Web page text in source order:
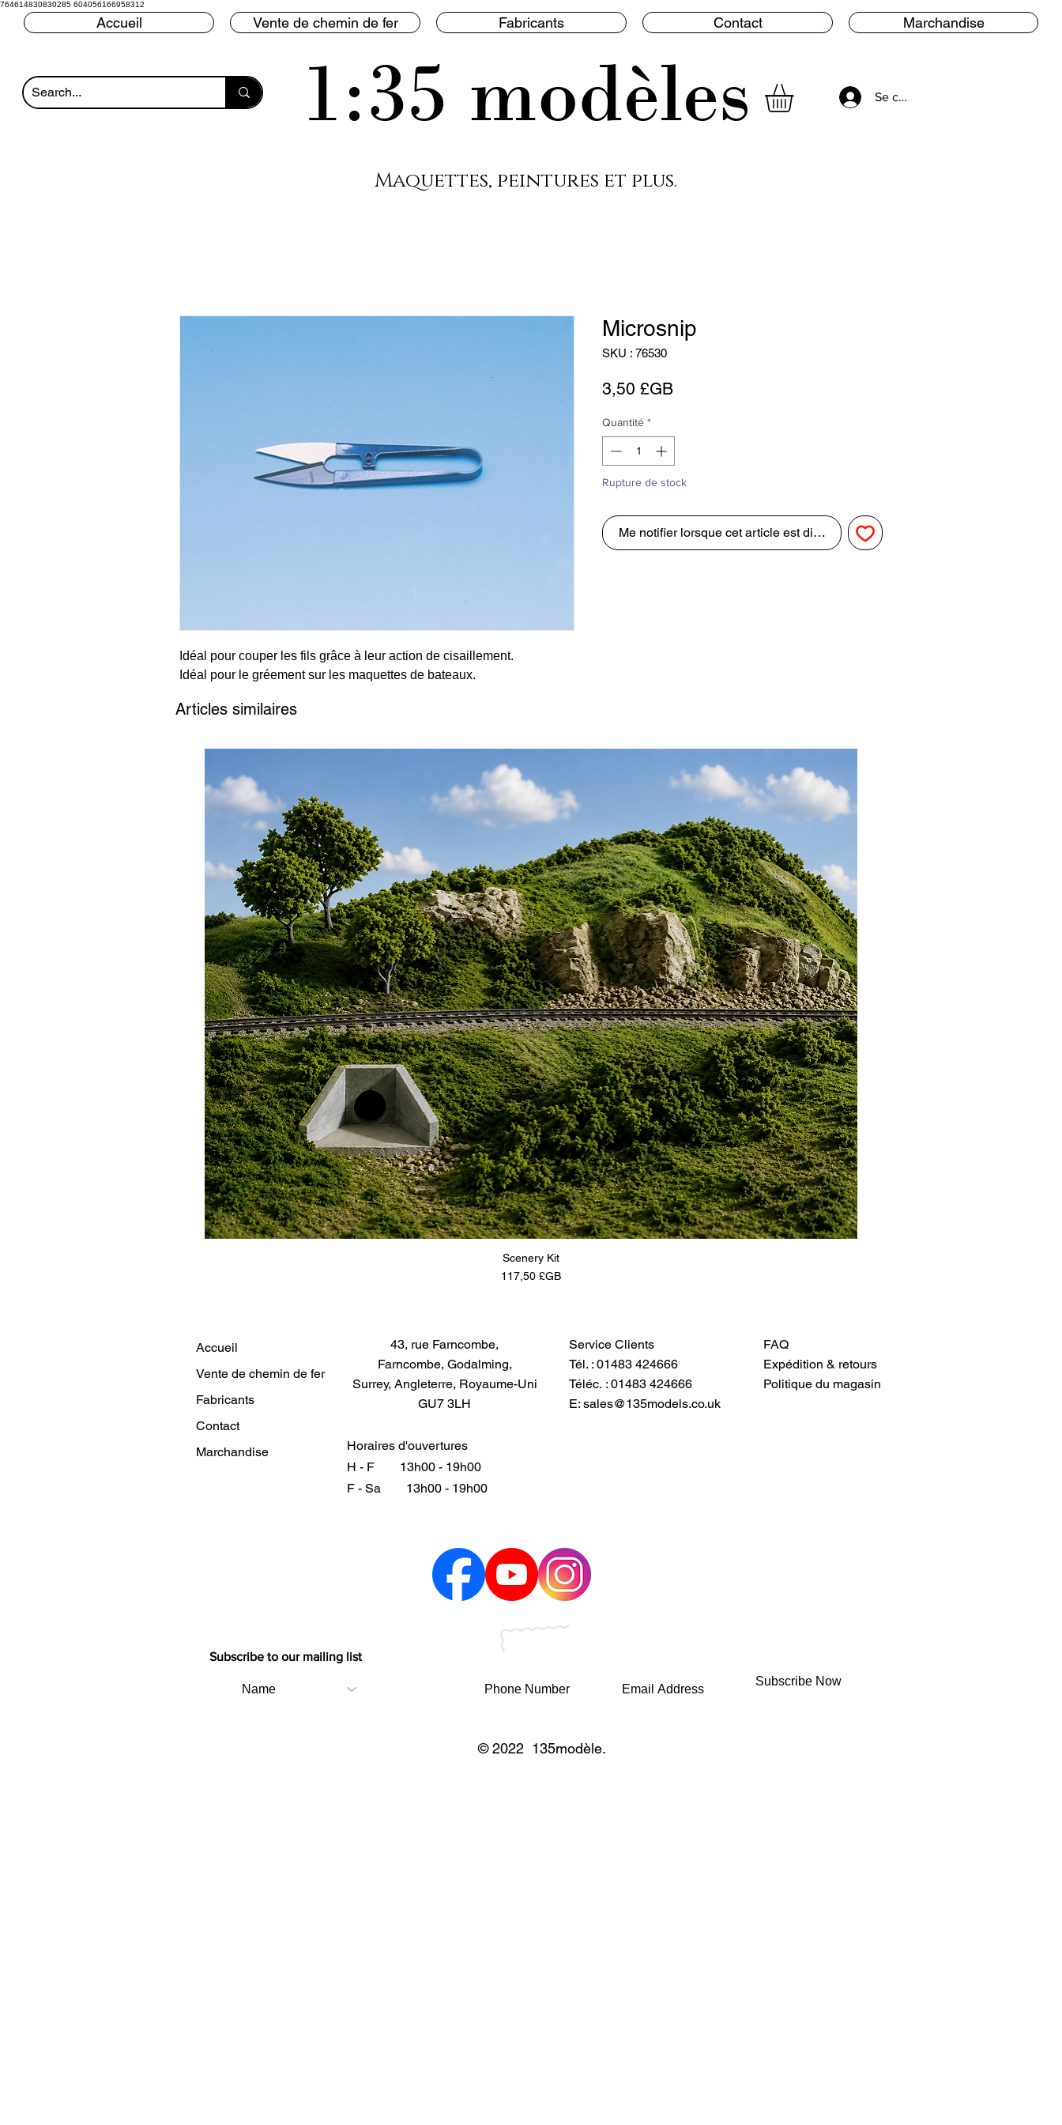
764614830830285 604056166958312
Accueil Vente de chemin de fer Fabricants Contact Marchandise
1:35 modèles Se connecter
Maquettes, peintures et plus.
Idéal pour couper les fils grâce à leur action de cisaillement.
Idéal pour le gréement sur les maquettes de bateaux.
Microsnip
SKU : 76530
3,50 £GBPrix
Quantité *
Rupture de stock
Me notifier lorsque cet article est disponible
Articles similaires
Scenery Kit
Prix
117,50 £GB
Accueil
Vente de chemin de fer
Fabricants
Contact
Marchandise
43, rue Farncombe,
Farncombe, Godalming,
Surrey, Angleterre, Royaume-Uni
GU7 3LH
Horaires d'ouvertures
H - F
13h00 - 19h00
F - Sa
13h00 - 19h00
Service Clients
Tél. : 01483 424666
Téléc. : 01483 424666
E: sales@135models.co.uk
FAQ
Expédition & retours
Politique du magasin
Subscribe to our mailing list
Subscribe Now
© 2022 135modèle.